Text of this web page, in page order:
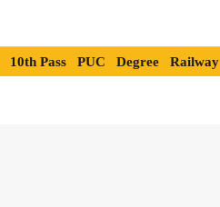
content
10th Pass PUC Degree Railway